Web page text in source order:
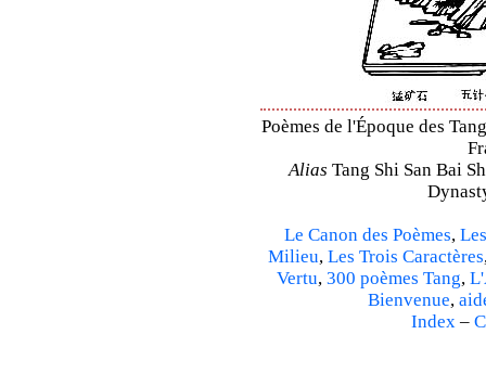
Poèmes de l'Époque des
Alias Tang Shi San Bai
Le Canon des Poèmes,
Milieu, Les Trois Caractères
Vertu, 300 poèmes Tang,
Bienvenue,
Index–